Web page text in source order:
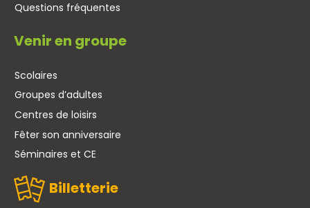
Questions fréquentes
Venir en groupe
Scolaires
Groupes d’adultes
Centres de loisirs
Fêter son anniversaire
Séminaires et CE
Billetterie